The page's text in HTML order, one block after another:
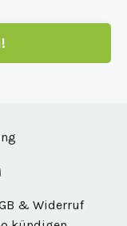
& Widerruf